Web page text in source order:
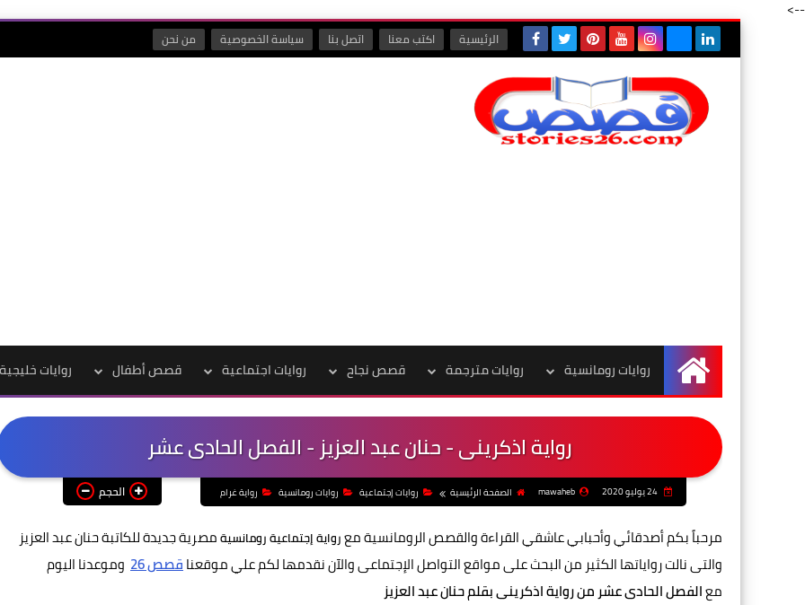
-->
الرئيسية اكتب معنا اتصل بنا سياسة الخصوصية من نحن
الرئيسية
روايات رومانسية روايات مترجمة قصص نجاح روايات اجتماعية قصص أطفال روايات خليجية
رواية اذكرينى - حنان عبد العزيز - الفصل الحادى عشر
24 يوليو 2020 mawaheb الصفحة الرئيسية روايات إجتماعية روايات رومانسية رواية غرام الحجم
مرحباً بكم أصدقائي وأحبابي عاشقي القراءة والقصص الرومانسية معروايةإجتماعية رومانسيةمصرية جديدة للكاتبة حنان عبد العزيز
والتى نالت رواياتها الكثير من البحث على مواقع التواصل الإجتماعى والآن نقدمها لكم علي موقعناقصص 26
وموعدنا اليوم
معالفصل الحادى عشر من رواية اذكرينى بقلم حنان عبد العزيز